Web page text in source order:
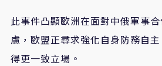
此事件凸顯歐洲在面對中俄軍事
慮，歐盟正尋求強化自身防務自
得更一致立場。